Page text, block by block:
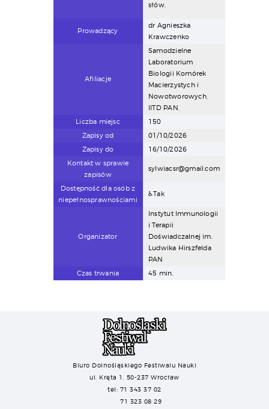
słów.
Prowadzący
dr Agnieszka
Krawczenko
Afiliacje
Samodzielne
Laboratorium
Biologii Komórek
Macierzystych i
Nowotworowych,
IITD PAN,
Liczba miejsc
150
Zapisy od
01/10/2026
Zapisy do
16/10/2026
Kontakt w sprawie
zapisów
sylwiacsr@gmail.com
Dostępność dla osób z
niepełnosprawnościami
♿Tak
Organizator
Instytut Immunologii
i Terapii
Doświadczalnej im.
Ludwika Hirszfelda
PAN
Czas trwania
45 min.
Biuro Dolnośląskiego Festiwalu Nauki
ul. Kręta 1, 50-237 Wrocław
tel: 71 343 37 02
71 323 08 29